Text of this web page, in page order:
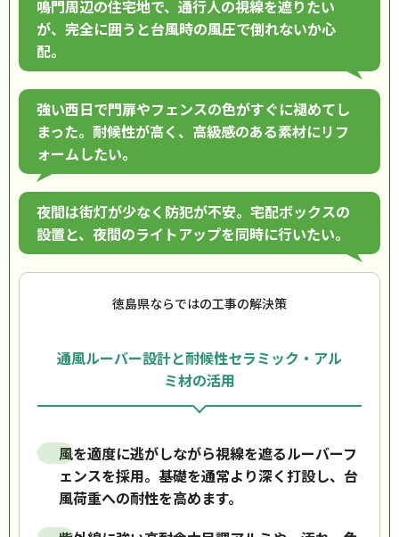
鳴門周辺の住宅地で、通行人の視線を遮りたい
が、完全に囲うと台風時の風圧で倒れないか心
配。
強い西日で門扉やフェンスの色がすぐに褪めてし
まった。耐候性が高く、高級感のある素材にリフ
ォームしたい。
夜間は街灯が少なく防犯が不安。宅配ボックスの
設置と、夜間のライトアップを同時に行いたい。
徳島県ならではの工事の解決策
通風ルーバー設計と耐候性セラミック・アル
ミ材の活用
風を適度に逃がしながら視線を遮るルーバーフ
ェンスを採用。基礎を通常より深く打設し、台
風荷重への耐性を高めます。